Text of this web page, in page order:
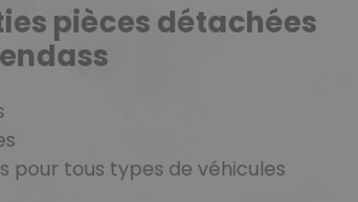
pièces détachées
pour tous types de véhicules